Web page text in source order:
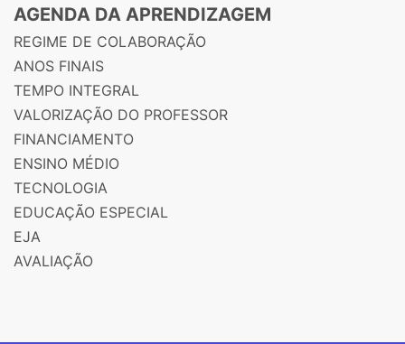
AGENDA DA APRENDIZAGEM
REGIME DE COLABORAÇÃO
ANOS FINAIS
TEMPO INTEGRAL
VALORIZAÇÃO DO PROFESSOR
FINANCIAMENTO
ENSINO MÉDIO
TECNOLOGIA
EDUCAÇÃO ESPECIAL
EJA
AVALIAÇÃO